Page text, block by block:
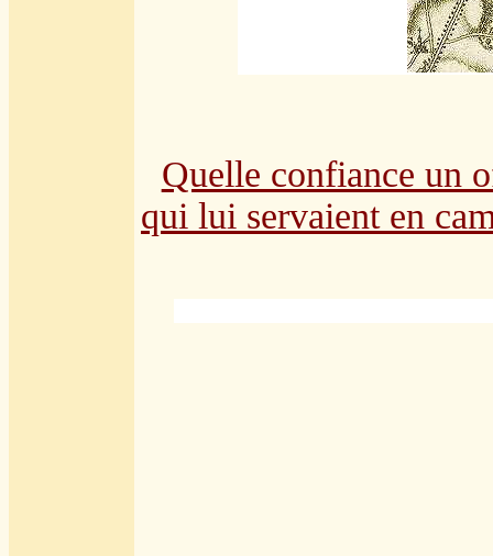
Quelle confiance un
qui lui servaient en